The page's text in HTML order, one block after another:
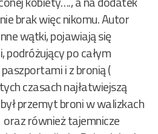
brak więc nikomu. Autor
wątki, pojawiają się
podróżujący po całym
i z bronią (
czasach najłatwiejszą
przemyt broni w walizkach
również tajemnicze